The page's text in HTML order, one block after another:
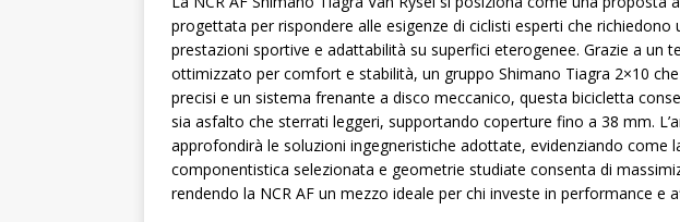
progettata per rispondere alle esigenze di ciclisti esperti che richiedono
prestazioni sportive e adattabilità su superfici eterogenee. Grazie a un
ottimizzato per comfort e stabilità, un gruppo Shimano Tiagra 2×10
precisi e un sistema frenante a disco meccanico, questa bicicletta
sia asfalto che sterrati leggeri, supportando coperture fino a 38 mm.
approfondirà le soluzioni ingegneristiche adottate, evidenziando come
componentistica selezionata e geometrie studiate consenta di
rendendo la NCR AF un mezzo ideale per chi investe in performance e